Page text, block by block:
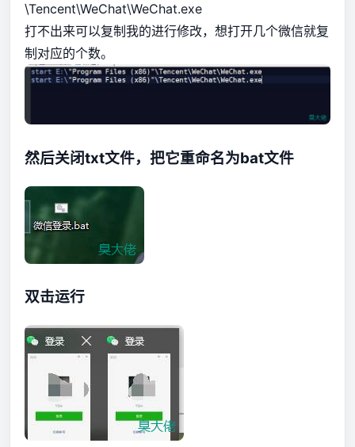
\Tencent\WeChat\WeChat.exe
打不出来可以复制我的进行修改，想打开几个微信就复
制对应的个数。
然后关闭txt文件，把它重命名为bat文件
双击运行